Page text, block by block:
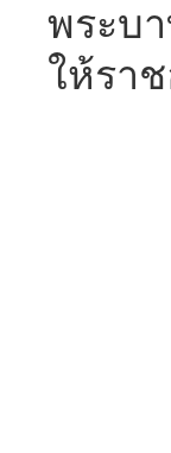
พระบ
ให้รา